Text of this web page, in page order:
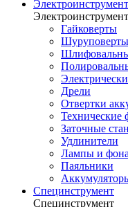
Электроинструмент
Электроинструмент
Гайковерты
Шуруповерты
Дрели
Отвертки
Технические
Заточные
Удлинители
Лампы и
Паяльники
Специнструмент
Специнструмент